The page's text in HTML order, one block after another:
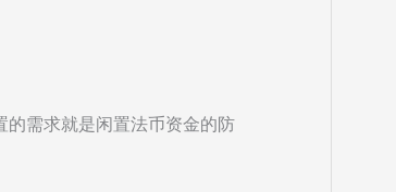
需求就是闲置法币资金的防